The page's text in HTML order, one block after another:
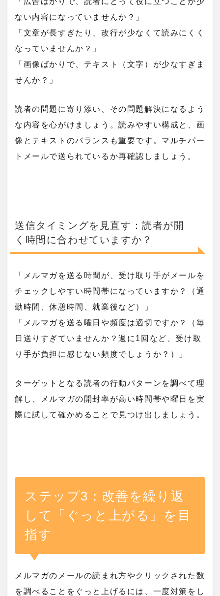
ない内容になっていませんか？」
「文章が長すぎたり、改行が少なくて読みにくく
なっていませんか？」
「画像ばかりで、テキスト（文字）が少なすぎま
せんか？」
読者の問題に寄り添い、その問題解決になるよう
な内容を心がけましょう。読みやすい構成と、画
像とテキストのバランスも重要です。マルチパー
トメールで送られているか再確認しましょう。
送信タイミングを見直す：読者が開
く時間に合わせていますか？
「メルマガを送る時間が、受け取り手がメールを
チェックしやすい時間帯になっていますか？（通
勤時間、休憩時間、就業後など）」
「メルマガを送る曜日や頻度は適切ですか？（毎
日送りすぎていませんか？週に1回など、受け取
り手が負担に感じない頻度でしょうか？）」
ターゲットとなる読者の行動パターンを調べて理
解し、メルマガの開封率が高い時間帯や曜日を実
際に試して確かめることで見つけ出しましょう。
ステップ3：改善を繰り返
して「ぐっと上がる」を目
指す
メルマガのメールの読まれ方やクリックされた数
を調べることをぐっと上げるには、一度対策をし